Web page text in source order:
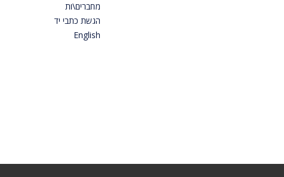
מחברים\ות
הגשת כתבי יד
English